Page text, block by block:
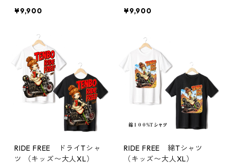
¥9,900 ¥9,900
RIDE FREE ドライTシャ
ツ （キッズ〜大人XL）
RIDE FREE 綿Tシャツ
（キッズ〜大人XL）